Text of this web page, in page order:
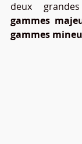
gammes
gammes